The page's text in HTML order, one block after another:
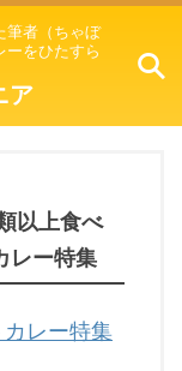
筆者（ちゃぼ
ーをひたすら
ア
以上食べ
レー特集
レー特集